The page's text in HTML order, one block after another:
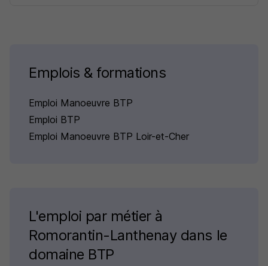
Emplois & formations
Emploi Manoeuvre BTP
Emploi BTP
Emploi Manoeuvre BTP Loir-et-Cher
L'emploi par métier à
Romorantin-Lanthenay dans le
domaine BTP